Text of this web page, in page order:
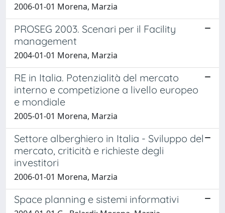
2006-01-01 Morena, Marzia
PROSEG 2003. Scenari per il Facility
management
2004-01-01 Morena, Marzia
RE in Italia. Potenzialità del mercato
interno e competizione a livello europeo
e mondiale
2005-01-01 Morena, Marzia
Settore alberghiero in Italia - Sviluppo del
mercato, criticità e richieste degli
investitori
2006-01-01 Morena, Marzia
Space planning e sistemi informativi